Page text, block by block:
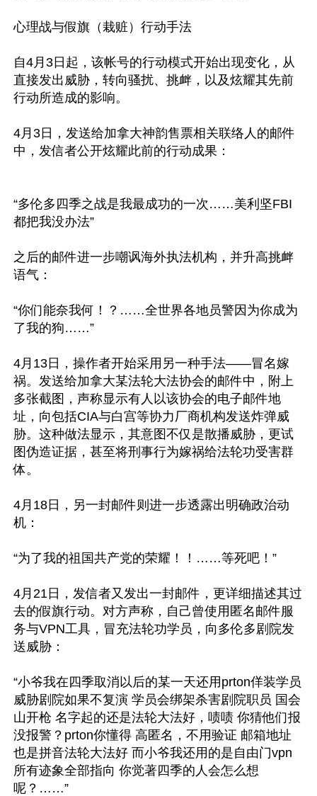
心理战与假旗（栽赃）行动手法
自4月3日起，该帐号的行动模式开始出现变化，从
直接发出威胁，转向骚扰、挑衅，以及炫耀其先前
行动所造成的影响。
4月3日，发送给加拿大神韵售票相关联络人的邮件
中，发信者公开炫耀此前的行动成果：
“多伦多四季之战是我最成功的一次……美利坚FBI
都把我没办法”
之后的邮件进一步嘲讽海外执法机构，并升高挑衅
语气：
“你们能奈我何！？……全世界各地员警因为你成为
了我的狗……”
4月13日，操作者开始采用另一种手法——冒名嫁
祸。发送给加拿大某法轮大法协会的邮件中，附上
多张截图，声称显示有人以该协会的电子邮件地
址，向包括CIA与白宫等协力厂商机构发送炸弹威
胁。这种做法显示，其意图不仅是散播威胁，更试
图伪造证据，甚至将刑事行为嫁祸给法轮功受害群
体。
4月18日，另一封邮件则进一步透露出明确政治动
机：
“为了我的祖国共产党的荣耀！！……等死吧！”
4月21日，发信者又发出一封邮件，更详细描述其过
去的假旗行动。对方声称，自己曾使用匿名邮件服
务与VPN工具，冒充法轮功学员，向多伦多剧院发
送威胁：
“小爷我在四季取消以后的某一天还用prton佯装学员
威胁剧院如果不复演 学员会绑架杀害剧院职员 国会
山开枪 名字起的还是法轮大法好，啧啧 你猜他们报
没报警？prton你懂得 高匿名，不用验证 邮箱地址
也是拼音法轮大法好 而小爷我还用的是自由门vpn
所有迹象全部指向 你觉著四季的人会怎么想
呢？……”